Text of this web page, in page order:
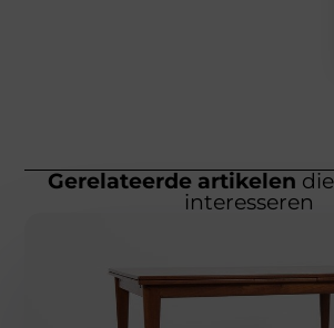
Gerelateerde artikelen
interesseren